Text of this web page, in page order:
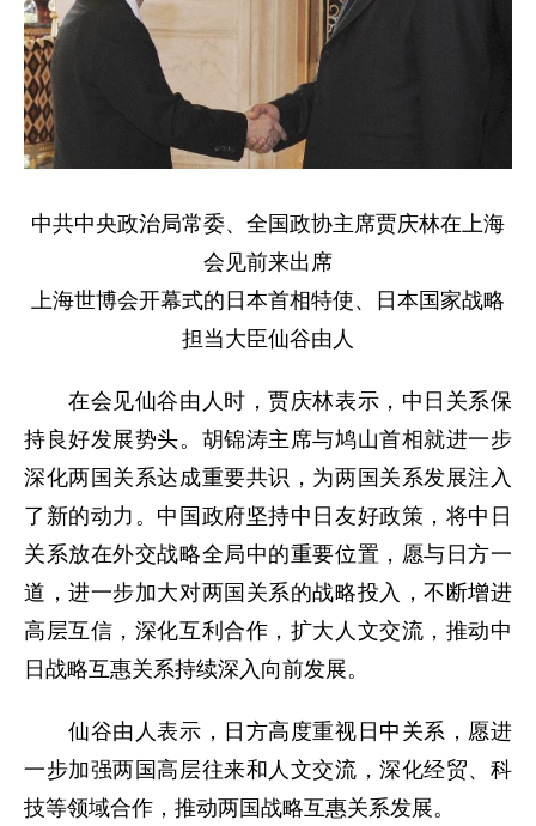
中共中央政治局常委、全国政协主席贾庆林在上海
会见前来出席
上海世博会开幕式的日本首相特使、日本国家战略
担当大臣仙谷由人
在会见仙谷由人时，贾庆林表示，中日关系保
持良好发展势头。胡锦涛主席与鸠山首相就进一步
深化两国关系达成重要共识，为两国关系发展注入
了新的动力。中国政府坚持中日友好政策，将中日
关系放在外交战略全局中的重要位置，愿与日方一
道，进一步加大对两国关系的战略投入，不断增进
高层互信，深化互利合作，扩大人文交流，推动中
日战略互惠关系持续深入向前发展。
仙谷由人表示，日方高度重视日中关系，愿进
一步加强两国高层往来和人文交流，深化经贸、科
技等领域合作，推动两国战略互惠关系发展。